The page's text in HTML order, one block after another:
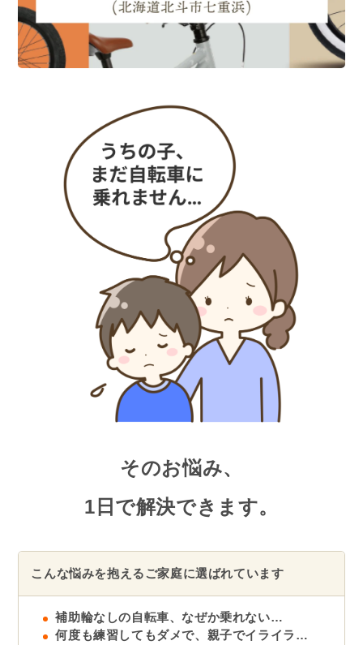
そのお悩み、
1日で解決できます。
こんな悩みを抱えるご家庭に選ばれています
補助輪なしの自転車、なぜか乗れない…
何度も練習してもダメで、親子でイライラ…